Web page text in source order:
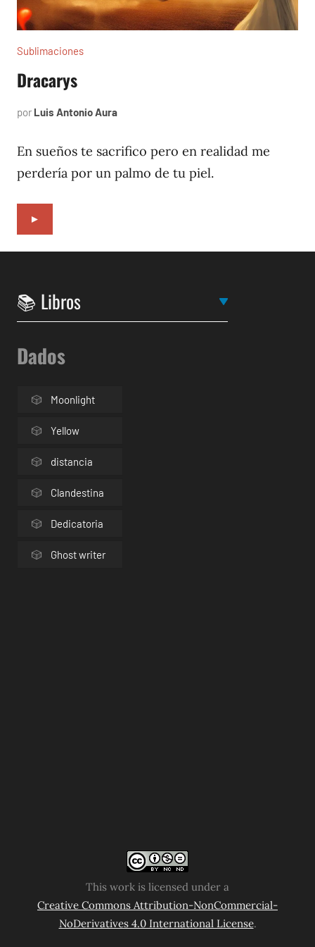
Sublimaciones
Dracarys
por Luis Antonio Aura
2022
En sueños te sacrifico pero en realidad me
perdería por un palmo de tu piel.
►
Dados
Moonlight
Yellow
distancia
Clandestina
Dedicatoria
Ghost writer
This work is licensed under a
Creative Commons Attribution-NonCommercial-
NoDerivatives 4.0 International License.